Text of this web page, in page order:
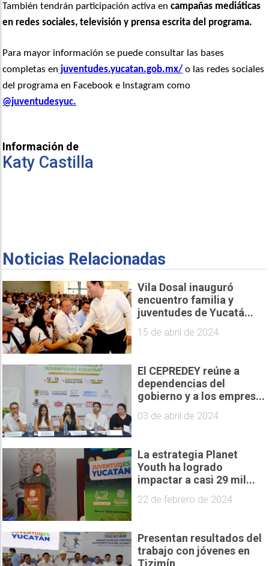
También tendrán participación activa en campañas mediáticas
en redes sociales, televisión y prensa escrita del programa.
Para mayor información se puede consultar las bases
completas en juventudes.yucatan.gob.mx/ o las redes sociales
del programa en Facebook e Instagram como
@juventudesyuc.
Información de
Katy Castilla
Noticias Relacionadas
Vila Dosal inauguró
encuentro familia y
juventudes de Yucatá...
15 de abril de 2024
El CEPREDEY reúne a
dependencias del
gobierno y a los empres...
03 de abril de 2024
La estrategia Planet
Youth ha logrado
impactar a casi 29 mil...
22 de febrero de 2024
Presentan resultados del
trabajo con jóvenes en